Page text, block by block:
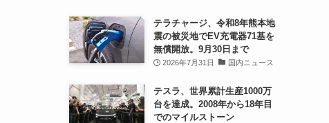
テラチャージ、令和8年熊本地
震の被災地でEV充電器71基を
無償開放。9月30日まで
2026年7月31日 国内ニュース
テスラ、世界累計生産1000万
台を達成。2008年から18年目
でのマイルストーン